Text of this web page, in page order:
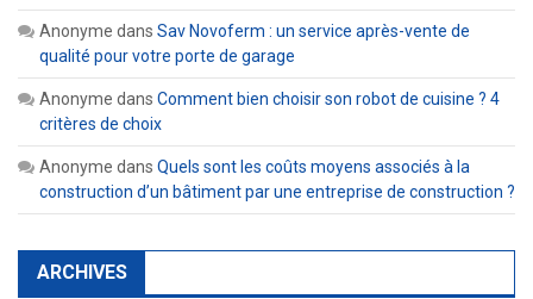
Anonyme dans Sav Novoferm : un service après-vente de
qualité pour votre porte de garage
Anonyme dans Comment bien choisir son robot de cuisine ? 4
critères de choix
Anonyme dans Quels sont les coûts moyens associés à la
construction d’un bâtiment par une entreprise de construction ?
ARCHIVES